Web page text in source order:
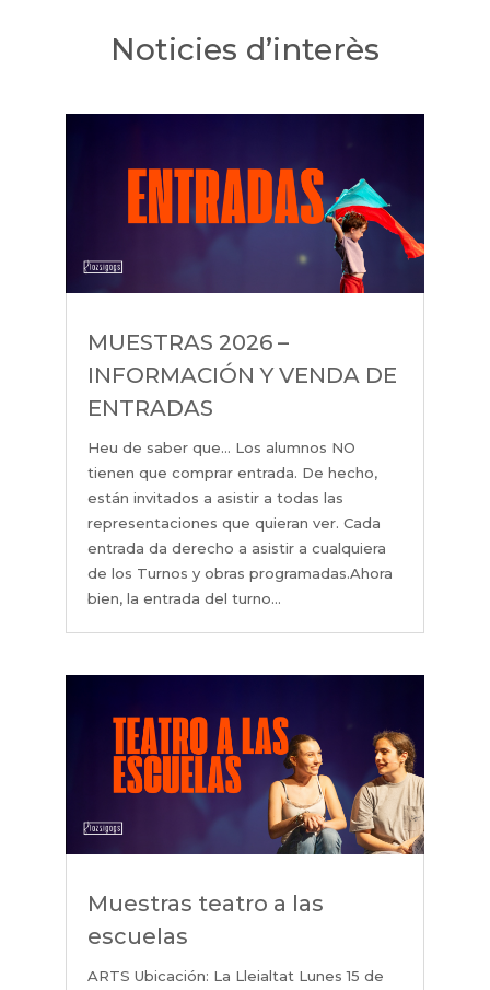
Noticies d’interès
MUESTRAS 2026 –
INFORMACIÓN Y VENDA DE
ENTRADAS
Heu de saber que… Los alumnos NO
tienen que comprar entrada. De hecho,
están invitados a asistir a todas las
representaciones que quieran ver. Cada
entrada da derecho a asistir a cualquiera
de los Turnos y obras programadas.Ahora
bien, la entrada del turno...
Muestras teatro a las
escuelas
ARTS Ubicación: La Lleialtat Lunes 15 de